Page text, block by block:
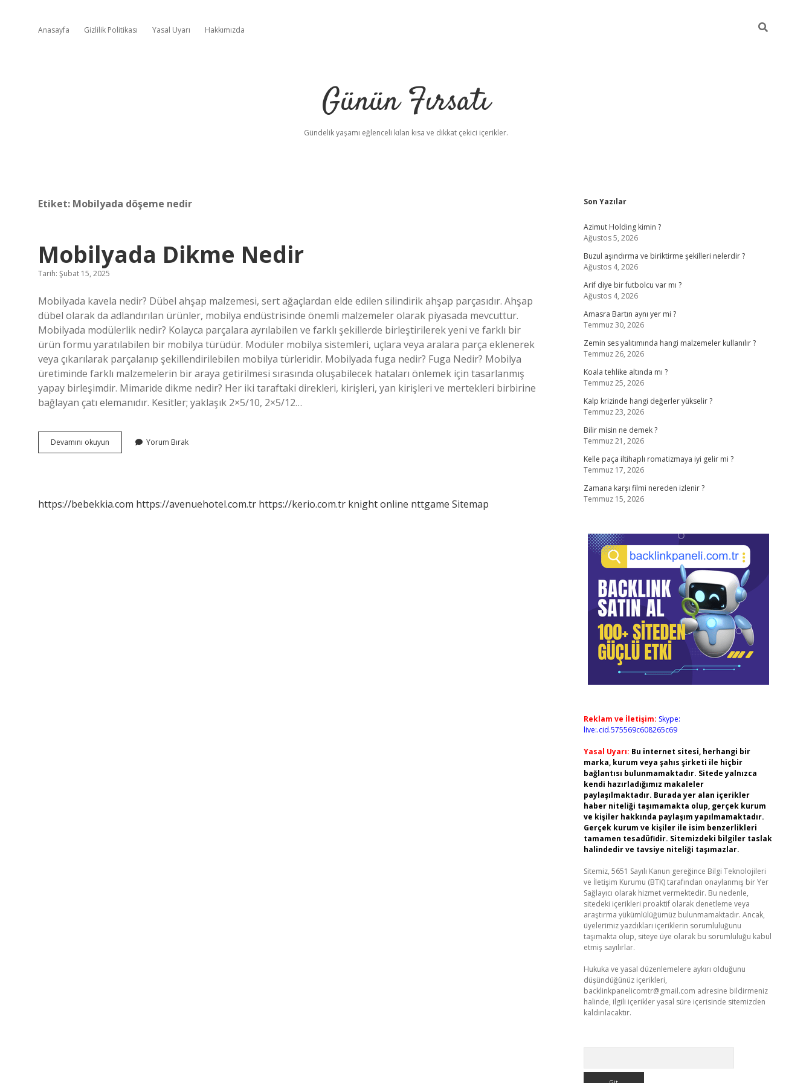
Anasayfa Gizlilik Politikası Yasal Uyarı Hakkımızda
Günün Fırsatı
Gündelik yaşamı eğlenceli kılan kısa ve dikkat çekici içerikler.
Etiket: Mobilyada döşeme nedir
Mobilyada Dikme Nedir
Tarih: Şubat 15, 2025
Mobilyada kavela nedir? Dübel ahşap malzemesi, sert ağaçlardan elde edilen silindirik ahşap parçasıdır. Ahşap
dübel olarak da adlandırılan ürünler, mobilya endüstrisinde önemli malzemeler olarak piyasada mevcuttur.
Mobilyada modülerlik nedir? Kolayca parçalara ayrılabilen ve farklı şekillerde birleştirilerek yeni ve farklı bir
ürün formu yaratılabilen bir mobilya türüdür. Modüler mobilya sistemleri, uçlara veya aralara parça eklenerek
veya çıkarılarak parçalanıp şekillendirilebilen mobilya türleridir. Mobilyada fuga nedir? Fuga Nedir? Mobilya
üretiminde farklı malzemelerin bir araya getirilmesi sırasında oluşabilecek hataları önlemek için tasarlanmış
yapay birleşimdir. Mimaride dikme nedir? Her iki taraftaki direkleri, kirişleri, yan kirişleri ve mertekleri birbirine
bağlayan çatı elemanıdır. Kesitler; yaklaşık 2×5/10, 2×5/12…
Devamını okuyun Mobilyada
Dikme
Yorum Bırak
https://bebekkia.com https://avenuehotel.com.tr https://kerio.com.tr knight online nttgame Sitemap
Sidebar
Son Yazılar
Azimut Holding kimin ?
Ağustos 5, 2026
Buzul aşındırma ve biriktirme şekilleri nelerdir ?
Ağustos 4, 2026
Arif diye bir futbolcu var mı ?
Ağustos 4, 2026
Amasra Bartın aynı yer mi ?
Temmuz 30, 2026
Zemin ses yalıtımında hangi malzemeler kullanılır ?
Temmuz 26, 2026
Koala tehlike altında mı ?
Temmuz 25, 2026
Kalp krizinde hangi değerler yükselir ?
Temmuz 23, 2026
Bilir misin ne demek ?
Temmuz 21, 2026
Kelle paça iltihaplı romatizmaya iyi gelir mi ?
Temmuz 17, 2026
Zamana karşı filmi nereden izlenir ?
Temmuz 15, 2026
Reklam ve İletişim: Skype:
live:.cid.575569c608265c69
Yasal Uyarı: Bu internet sitesi, herhangi bir
marka, kurum veya şahıs şirketi ile hiçbir
bağlantısı bulunmamaktadır. Sitede yalnızca
kendi hazırladığımız makaleler
paylaşılmaktadır. Burada yer alan içerikler
haber niteliği taşımamakta olup, gerçek kurum
ve kişiler hakkında paylaşım yapılmamaktadır.
Gerçek kurum ve kişiler ile isim benzerlikleri
tamamen tesadüfidir. Sitemizdeki bilgiler taslak
halindedir ve tavsiye niteliği taşımazlar.
Sitemiz, 5651 Sayılı Kanun gereğince Bilgi Teknolojileri
ve İletişim Kurumu (BTK) tarafından onaylanmış bir Yer
Sağlayıcı olarak hizmet vermektedir. Bu nedenle,
sitedeki içerikleri proaktif olarak denetleme veya
araştırma yükümlülüğümüz bulunmamaktadır. Ancak,
üyelerimiz yazdıkları içeriklerin sorumluluğunu
taşımakta olup, siteye üye olarak bu sorumluluğu kabul
etmiş sayılırlar.
Hukuka ve yasal düzenlemelere aykırı olduğunu
düşündüğünüz içerikleri,
backlinkpanelicomtr@gmail.com adresine bildirmeniz
halinde, ilgili içerikler yasal süre içerisinde sitemizden
kaldırılacaktır.
vdcasino güncel giriş